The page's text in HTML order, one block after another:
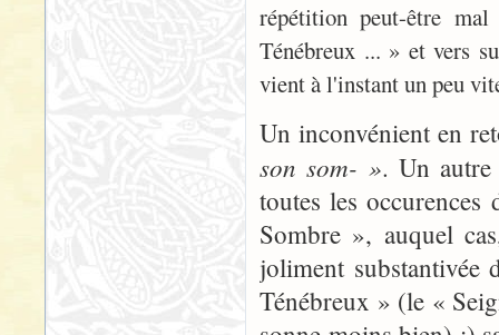
répétition peut-être
Ténébreux ... » et vers
vient à l'instant un peu
Un inconvénient en
son som- ». Un
toutes les
Sombre », auquel
joliment substantivée
Ténébreux » (le «